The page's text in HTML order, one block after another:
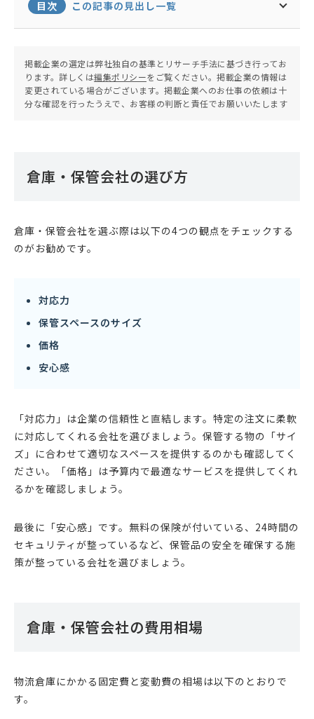
ィリピンの輸送を担当。日本と海外拠点間だけでな
く、海外拠点同士の輸送管理も行っている。
目次 この記事の見出し一覧
掲載企業の選定は弊社独自の基準とリサーチ手法に基づき行ってお
ります。詳しくは編集ポリシーをご覧ください。掲載企業の情報は
変更されている場合がございます。掲載企業へのお仕事の依頼は十
分な確認を行ったうえで、お客様の判断と責任でお願いいたします
倉庫・保管会社の選び方
倉庫・保管会社を選ぶ際は以下の4つの観点をチェックする
のがお勧めです。
対応力
保管スペースのサイズ
価格
安心感
「対応力」は企業の信頼性と直結します。特定の注文に柔軟
に対応してくれる会社を選びましょう。保管する物の「サイ
ズ」に合わせて適切なスペースを提供するのかも確認してく
ださい。「価格」は予算内で最適なサービスを提供してくれ
るかを確認しましょう。
最後に「安心感」です。無料の保険が付いている、24時間の
セキュリティが整っているなど、保管品の安全を確保する施
策が整っている会社を選びましょう。
倉庫・保管会社の費用相場
物流倉庫にかかる固定費と変動費の相場は以下のとおりで
す。